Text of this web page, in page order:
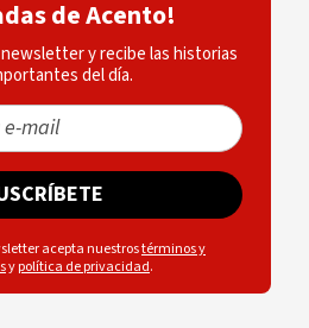
de Acento!
y recibe las historias
del día.
acepta nuestrostérminos y
ypolítica de privacidad.